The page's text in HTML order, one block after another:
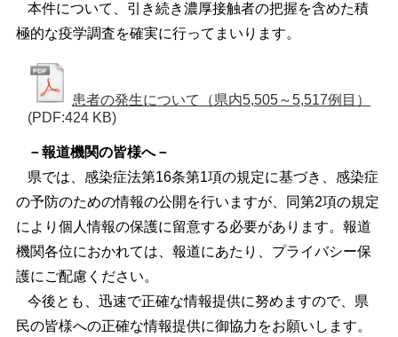
本件について、引き続き濃厚接触者の把握を含めた積
極的な疫学調査を確実に行ってまいります。
患者の発生について（県内5,505～5,517例目）
(PDF:424 KB)
－報道機関の皆様へ－
県では、感染症法第16条第1項の規定に基づき、感染症
の予防のための情報の公開を行いますが、同第2項の規定
により個人情報の保護に留意する必要があります。報道
機関各位におかれては、報道にあたり、プライバシー保
護にご配慮ください。
今後とも、迅速で正確な情報提供に努めますので、県
民の皆様への正確な情報提供に御協力をお願いします。